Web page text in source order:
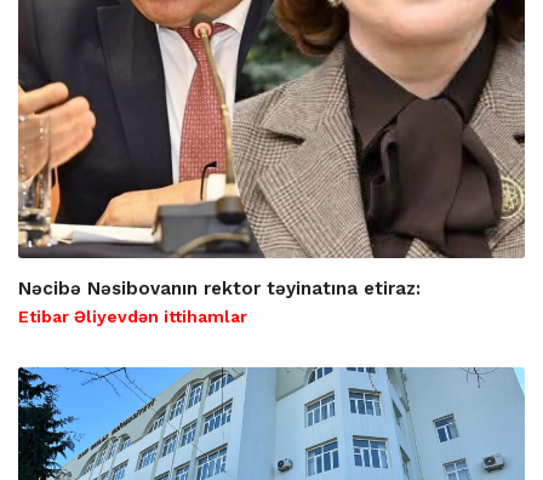
Nəcibə Nəsibovanın rektor təyinatına etiraz:
Etibar Əliyevdən ittihamlar